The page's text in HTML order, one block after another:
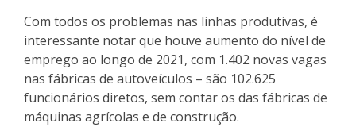
Com todos os problemas nas linhas produtivas, é
interessante notar que houve aumento do nível de
emprego ao longo de 2021, com 1.402 novas vagas
nas fábricas de autoveículos – são 102.625
funcionários diretos, sem contar os das fábricas de
máquinas agrícolas e de construção.